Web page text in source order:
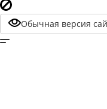
Обычная версия